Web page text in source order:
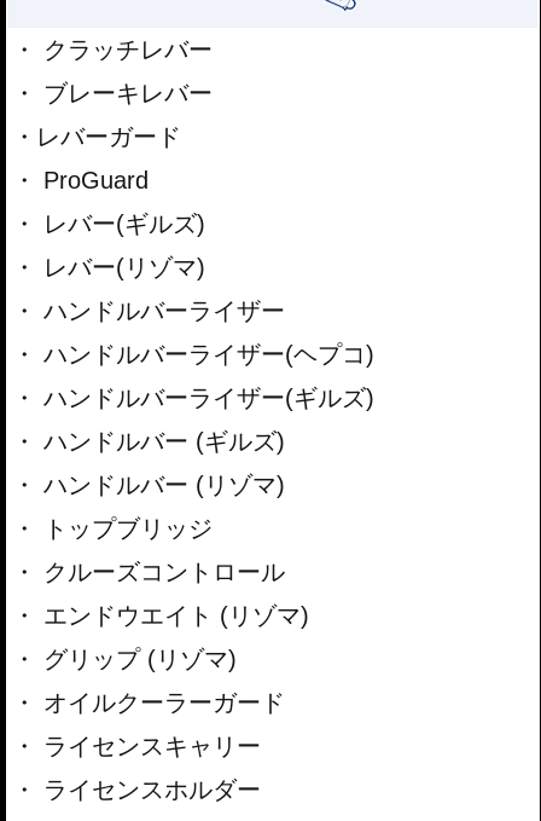
クラッチレバー
ブレーキレバー
レバーガード
ProGuard
レバー(ギルズ)
レバー(リゾマ)
ハンドルバーライザー
ハンドルバーライザー(ヘプコ)
ハンドルバーライザー(ギルズ)
ハンドルバー (ギルズ)
ハンドルバー (リゾマ)
トップブリッジ
クルーズコントロール
エンドウエイト (リゾマ)
グリップ (リゾマ)
オイルクーラーガード
ライセンスキャリー
ライセンスホルダー